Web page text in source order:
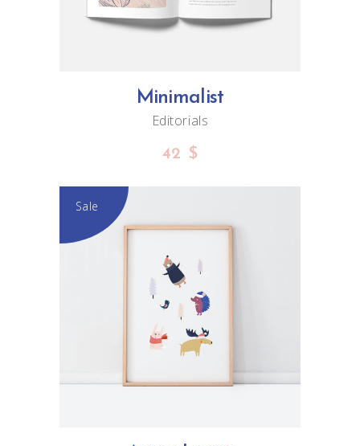
Minimalist
Editorials
42 $
Sale
ADD TO CART